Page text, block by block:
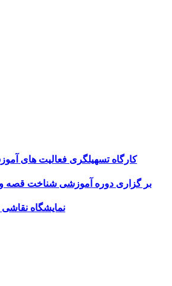
کارگاه تسهیلگری فعالیت های
بر گزاری دوره آموزشی شناخت قصه و
نمایشگاه